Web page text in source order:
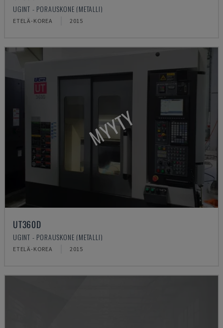
UGINT - PORAUSKONE (METALLI)
ETELÄ-KOREA 2015
MYYTY
UT360D
UGINT - PORAUSKONE (METALLI)
ETELÄ-KOREA 2015